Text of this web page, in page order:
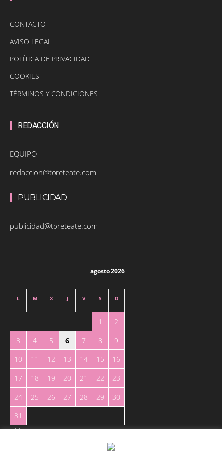
CONTACTO
AVISO LEGAL
POLÍTICA DE PRIVACIDAD
COOKIES
TÉRMINOS Y CONDICIONES
REDACCIÓN
EQUIPO
redaccion@toreteate.com
PUBLICIDAD
publicidad@toreteate.com
agosto 2026
L M X J V S D
1
2
3
4 5 6 7 8
9
10
11 12 13 14 15
16
17
18 19 20 21 22
23
24
25 26 27 28 29
30
31
« May